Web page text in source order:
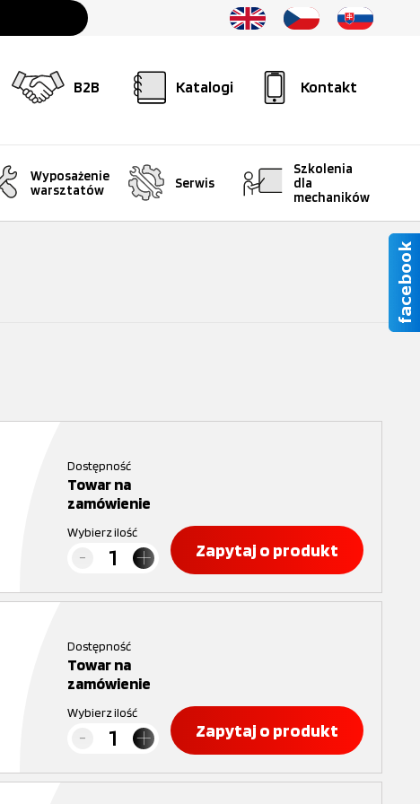
B2B Katalogi Kontakt
Wyposażenie
warsztatów
Serwis
Szkolenia
dla
mechaników
Dostępność
Towar na
zamówienie
Wybierz ilość
Zapytaj o produkt
Dostępność
Towar na
zamówienie
Wybierz ilość
Zapytaj o produkt